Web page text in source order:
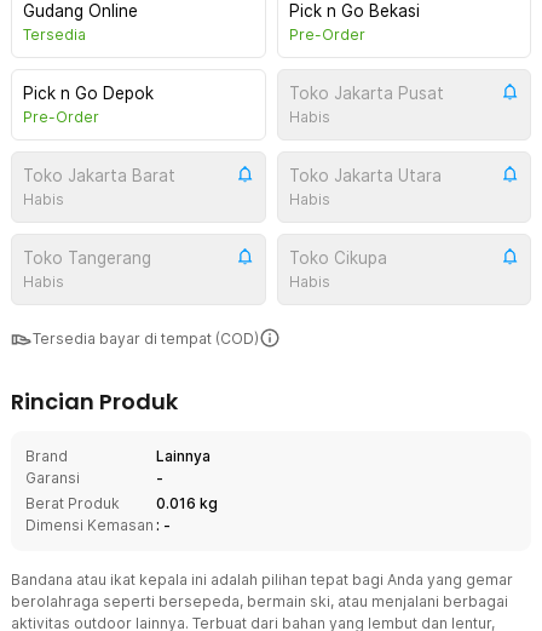
Gudang Online
Tersedia
Pick n Go Bekasi
Pre-Order
Pick n Go Depok
Pre-Order
Toko Jakarta Pusat
Habis
Toko Jakarta Barat
Habis
Toko Jakarta Utara
Habis
Toko Tangerang
Habis
Toko Cikupa
Habis
Tersedia bayar di tempat (COD)
Rincian Produk
Brand
Lainnya
Garansi
-
Berat Produk
0.016 kg
Dimensi Kemasan : -
Bandana atau ikat kepala ini adalah pilihan tepat bagi Anda yang gemar
berolahraga seperti bersepeda, bermain ski, atau menjalani berbagai
aktivitas outdoor lainnya. Terbuat dari bahan yang lembut dan lentur,